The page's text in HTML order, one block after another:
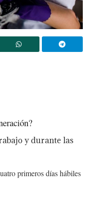
y durante las
primeros días hábiles